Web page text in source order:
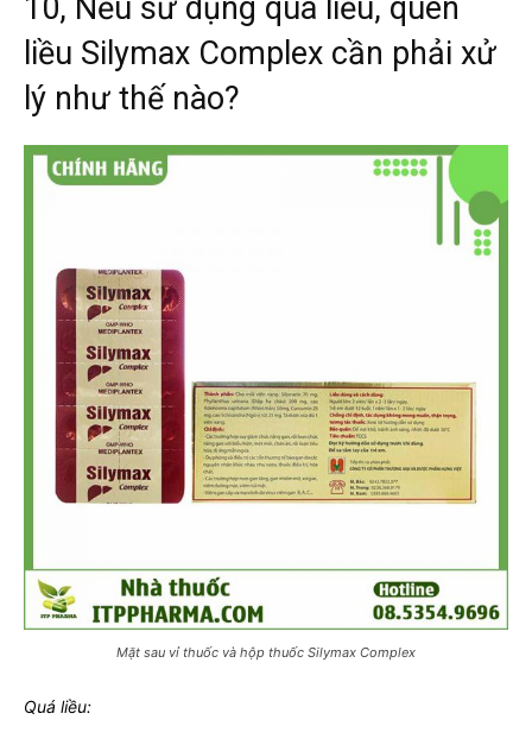
10, Nếu sử dụng quá liều, quên
liều Silymax Complex cần phải xử
lý như thế nào?
Mặt sau vỉ thuốc và hộp thuốc Silymax Complex
Quá liều: